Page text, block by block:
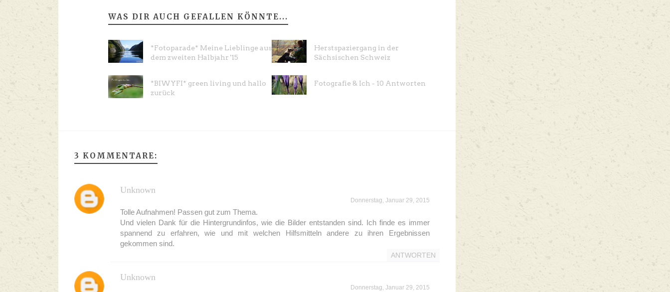
WAS DIR AUCH GEFALLEN KÖNNTE...
*Fotoparade* Meine Lieblinge aus
dem zweiten Halbjahr '15
Herstspaziergang in der
Sächsischen Schweiz
*BIWYFI* green living und hallo
zurück
Fotografie & Ich - 10 Antworten
3 KOMMENTARE:
Unknown
Donnerstag, Januar 29, 2015
Tolle Aufnahmen! Passen gut zum Thema.
Und vielen Dank für die Hintergrundinfos, wie die Bilder entstanden sind. Ich finde es immer
spannend zu erfahren, wie und mit welchen Hilfsmitteln andere zu ihren Ergebnissen
gekommen sind.
ANTWORTEN
Unknown
Donnerstag, Januar 29, 2015